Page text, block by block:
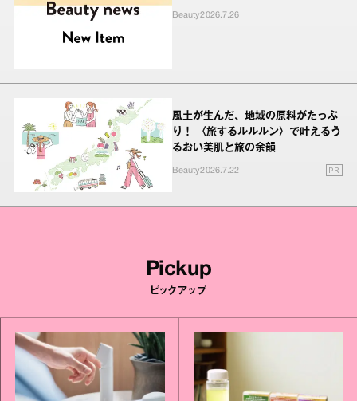
Beauty2026.7.26
風土が生んだ、地域の原料がたっぷ
り！ 〈旅するルルルン〉で叶えるう
るおい美肌と旅の余韻
Beauty2026.7.22 PR
Pickup
ピックアップ